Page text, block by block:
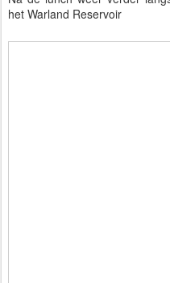
het Warland Reservoir